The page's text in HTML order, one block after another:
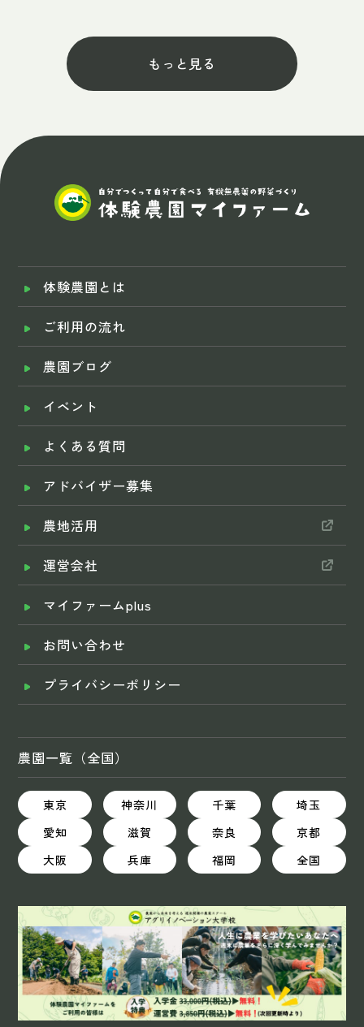
もっと見る
体験農園とは
ご利用の流れ
農園ブログ
イベント
よくある質問
アドバイザー募集
農地活用
運営会社
マイファームplus
お問い合わせ
プライバシーポリシー
農園一覧（全国）
東京 神奈川 千葉
埼玉
愛知
滋賀 奈良
京都
大阪
兵庫 福岡 全国